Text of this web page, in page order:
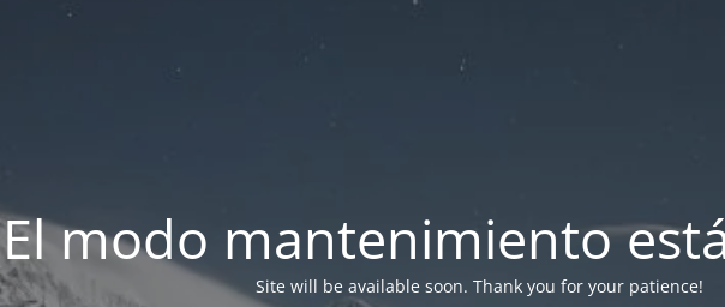
El modo mantenimiento
Site will be available soon. Thank you for your patience!